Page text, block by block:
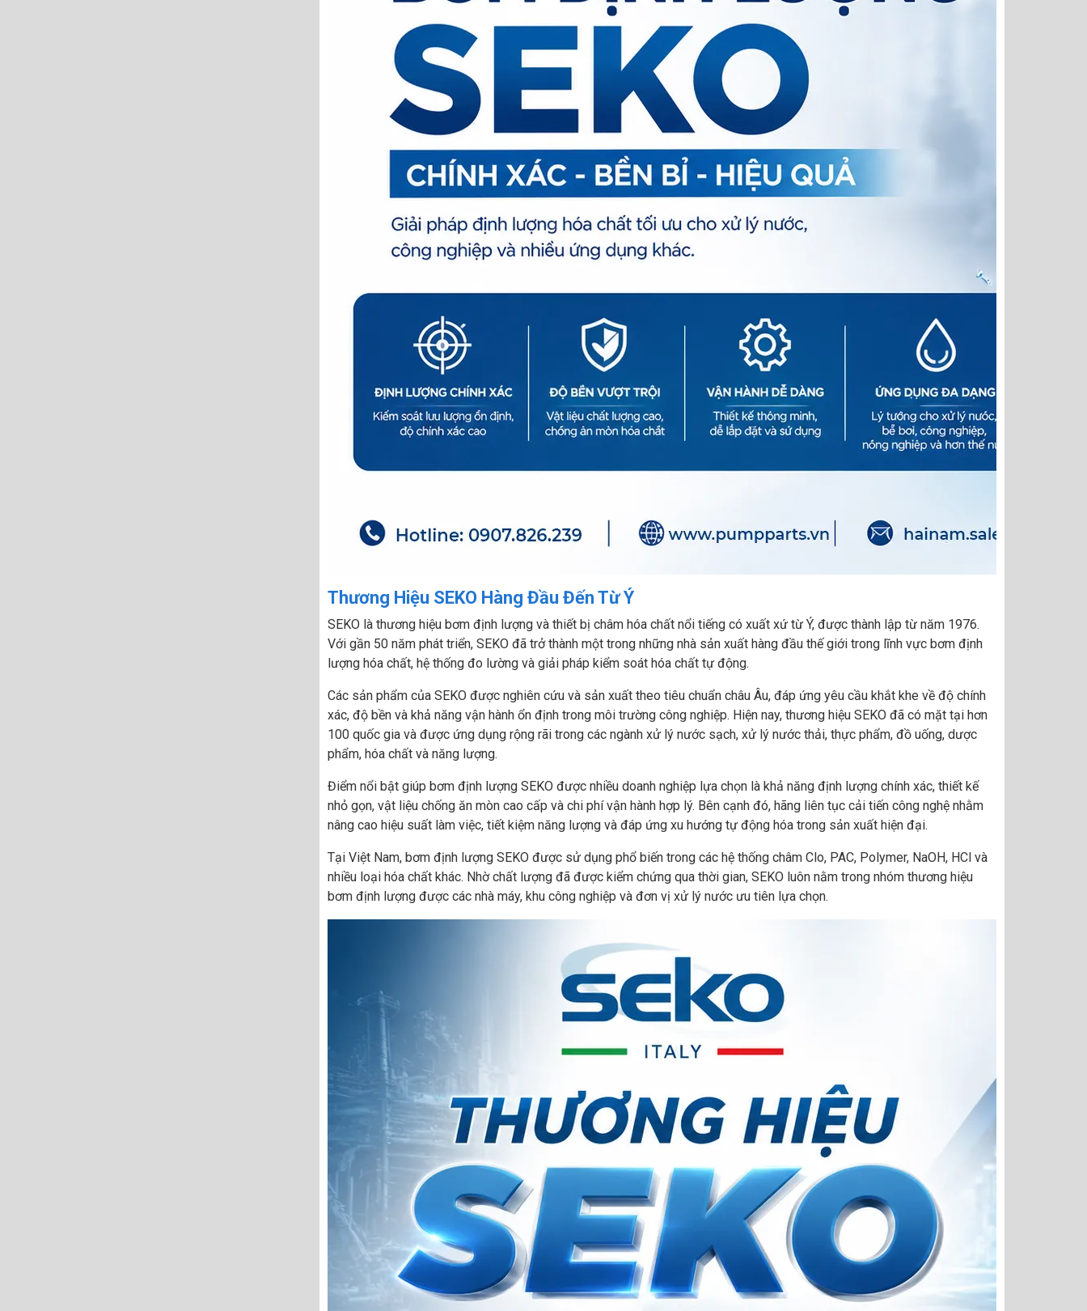
Thương Hiệu SEKO Hàng Đầu Đến Từ Ý
SEKO là thương hiệu bơm định lượng và thiết bị châm hóa chất nổi tiếng có xuất xứ từ Ý, được thành lập từ năm 1976.
Với gần 50 năm phát triển, SEKO đã trở thành một trong những nhà sản xuất hàng đầu thế giới trong lĩnh vực bơm định
lượng hóa chất, hệ thống đo lường và giải pháp kiểm soát hóa chất tự động.
Các sản phẩm của SEKO được nghiên cứu và sản xuất theo tiêu chuẩn châu Âu, đáp ứng yêu cầu khắt khe về độ chính
xác, độ bền và khả năng vận hành ổn định trong môi trường công nghiệp. Hiện nay, thương hiệu SEKO đã có mặt tại hơn
100 quốc gia và được ứng dụng rộng rãi trong các ngành xử lý nước sạch, xử lý nước thải, thực phẩm, đồ uống, dược
phẩm, hóa chất và năng lượng.
Điểm nổi bật giúp bơm định lượng SEKO được nhiều doanh nghiệp lựa chọn là khả năng định lượng chính xác, thiết kế
nhỏ gọn, vật liệu chống ăn mòn cao cấp và chi phí vận hành hợp lý. Bên cạnh đó, hãng liên tục cải tiến công nghệ nhằm
nâng cao hiệu suất làm việc, tiết kiệm năng lượng và đáp ứng xu hướng tự động hóa trong sản xuất hiện đại.
Tại Việt Nam, bơm định lượng SEKO được sử dụng phổ biến trong các hệ thống châm Clo, PAC, Polymer, NaOH, HCl và
nhiều loại hóa chất khác. Nhờ chất lượng đã được kiểm chứng qua thời gian, SEKO luôn nằm trong nhóm thương hiệu
bơm định lượng được các nhà máy, khu công nghiệp và đơn vị xử lý nước ưu tiên lựa chọn.